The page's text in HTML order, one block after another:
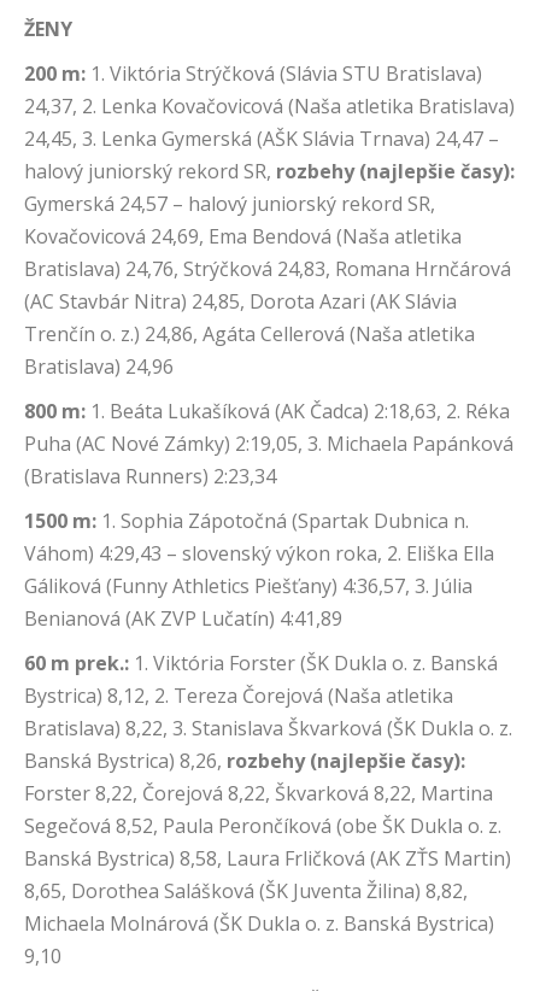
ŽENY
200 m: 1. Viktória Strýčková (Slávia STU Bratislava)
24,37, 2. Lenka Kovačovicová (Naša atletika Bratislava)
24,45, 3. Lenka Gymerská (AŠK Slávia Trnava) 24,47 –
halový juniorský rekord SR, rozbehy (najlepšie časy):
Gymerská 24,57 – halový juniorský rekord SR,
Kovačovicová 24,69, Ema Bendová (Naša atletika
Bratislava) 24,76, Strýčková 24,83, Romana Hrnčárová
(AC Stavbár Nitra) 24,85, Dorota Azari (AK Slávia
Trenčín o. z.) 24,86, Agáta Cellerová (Naša atletika
Bratislava) 24,96
800 m: 1. Beáta Lukašíková (AK Čadca) 2:18,63, 2. Réka
Puha (AC Nové Zámky) 2:19,05, 3. Michaela Papánková
(Bratislava Runners) 2:23,34
1500 m: 1. Sophia Zápotočná (Spartak Dubnica n.
Váhom) 4:29,43 – slovenský výkon roka, 2. Eliška Ella
Gáliková (Funny Athletics Piešťany) 4:36,57, 3. Júlia
Benianová (AK ZVP Lučatín) 4:41,89
60 m prek.: 1. Viktória Forster (ŠK Dukla o. z. Banská
Bystrica) 8,12, 2. Tereza Čorejová (Naša atletika
Bratislava) 8,22, 3. Stanislava Škvarková (ŠK Dukla o. z.
Banská Bystrica) 8,26, rozbehy (najlepšie časy):
Forster 8,22, Čorejová 8,22, Škvarková 8,22, Martina
Segečová 8,52, Paula Perončíková (obe ŠK Dukla o. z.
Banská Bystrica) 8,58, Laura Frličková (AK ZŤS Martin)
8,65, Dorothea Salášková (ŠK Juventa Žilina) 8,82,
Michaela Molnárová (ŠK Dukla o. z. Banská Bystrica)
9,10